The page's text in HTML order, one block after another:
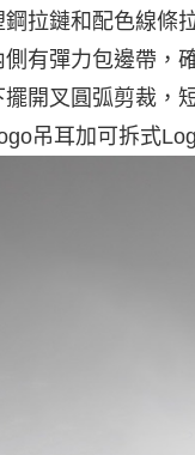
鋼拉鏈和配色線條
有彈力包邊帶，
擺開叉圓弧剪裁，
吊耳加可拆式